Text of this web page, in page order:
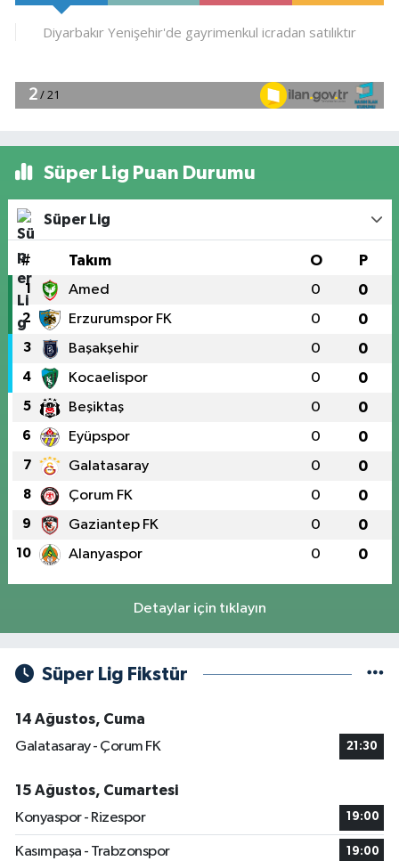
Süper Lig Puan Durumu
Süper Lig
# Takım O P
1 Amed 0 0
2 Erzurumspor FK 0 0
3 Başakşehir 0 0
4 Kocaelispor 0 0
5 Beşiktaş 0 0
6 Eyüpspor 0 0
7 Galatasaray 0 0
8 Çorum FK 0 0
9 Gaziantep FK 0 0
10 Alanyaspor 0 0
Detaylar için tıklayın
Süper Lig Fikstür
14 Ağustos, Cuma
Galatasaray - Çorum FK
21:30
15 Ağustos, Cumartesi
Konyaspor - Rizespor
19:00
Kasımpaşa - Trabzonspor 19:00